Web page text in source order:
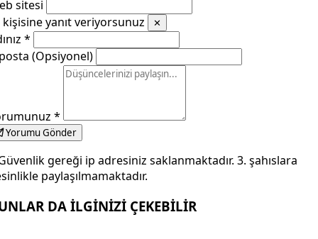
sitesi
kişisine yanıt veriyorsunuz
✕
*
(Opsiyonel)
*
Yorumu Gönder
gereği ip adresiniz saklanmaktadır. 3. şahıslara
paylaşılmamaktadır.
DA İLGİNİZİ ÇEKEBİLİR